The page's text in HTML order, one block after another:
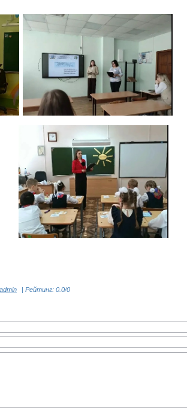
admin | Рейтинг: 0.0/0